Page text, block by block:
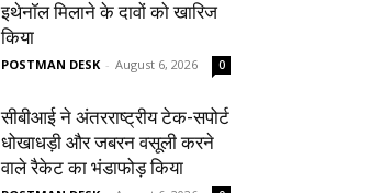
इथेनॉल मिलाने के दावों को खारिज
किया
POSTMAN DESK - August 6, 2026 0
सीबीआई ने अंतरराष्ट्रीय टेक-सपोर्ट
धोखाधड़ी और जबरन वसूली करने
वाले रैकेट का भंडाफोड़ किया